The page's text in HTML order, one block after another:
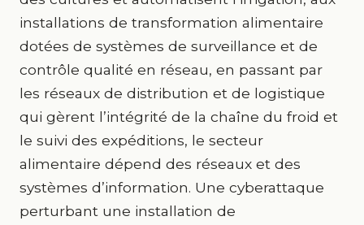
installations de transformation alimentaire
dotées de systèmes de surveillance et de
contrôle qualité en réseau, en passant par
les réseaux de distribution et de logistique
qui gèrent l’intégrité de la chaîne du froid et
le suivi des expéditions, le secteur
alimentaire dépend des réseaux et des
systèmes d’information. Une cyberattaque
perturbant une installation de